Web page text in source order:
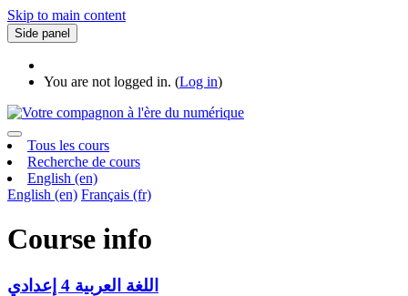
Skip to main content
Side panel
You are not logged in. (Log in)
Tous les cours
Recherche de cours
English ‎(en)‎
English ‎(en)‎ Français ‎(fr)‎
Course info
اللغة العربية 4 إعدادي